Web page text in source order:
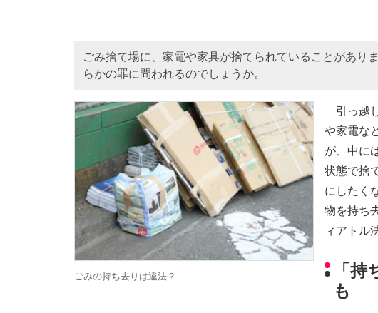
ごみ捨て場に、家電や家具が捨てられていることがあり
らかの罪に問われるのでしょうか。
ごみの持ち去りは違法？
引っ越
や家電な
が、中に
状態で捨
にしたく
物を持ち
ィアトル
「
も